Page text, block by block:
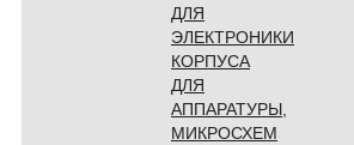
ДЛЯ
ЭЛЕКТРОНИКИ
КОРПУСА
ДЛЯ
АППАРАТУРЫ,
МИКРОСХЕМ